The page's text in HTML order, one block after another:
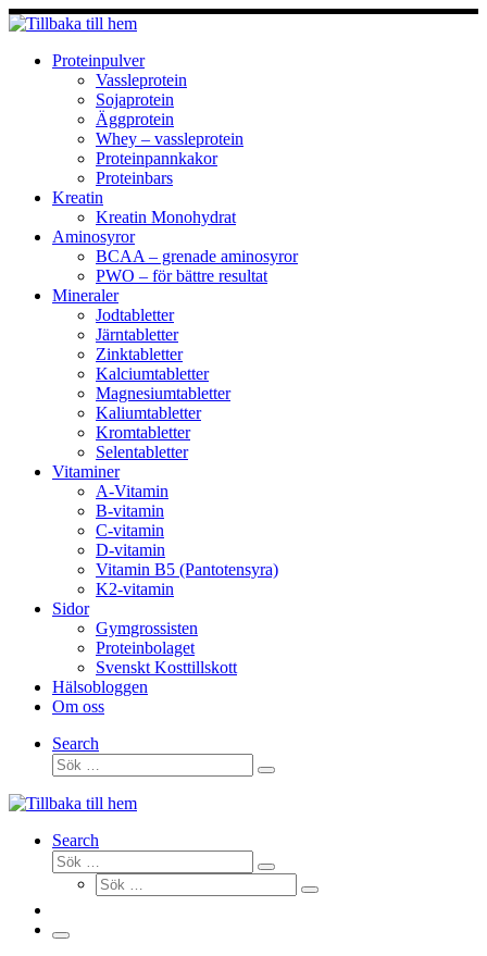
Hoppa
till
innehållProteinpulver
Vassleprotein
Sojaprotein
Äggprotein
Whey – vassleprotein
Proteinpannkakor
Proteinbars
Kreatin
Kreatin Monohydrat
Aminosyror
BCAA – grenade aminosyror
PWO – för bättre resultat
Mineraler
Jodtabletter
Järntabletter
Zinktabletter
Kalciumtabletter
Magnesiumtabletter
Kaliumtabletter
Kromtabletter
Selentabletter
Vitaminer
A-Vitamin
B-vitamin
C-vitamin
D-vitamin
Vitamin B5 (Pantotensyra)
K2-vitamin
Sidor
Gymgrossisten
Proteinbolaget
Svenskt Kosttillskott
Hälsobloggen
Om oss
Search
Sök
Sök
Search
Sök
Sök
Sök
Sök
Meny